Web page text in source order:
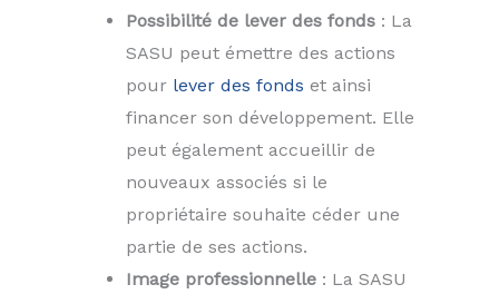
Possibilité de lever des fonds : La
SASU peut émettre des actions
pour lever des fonds et ainsi
financer son développement. Elle
peut également accueillir de
nouveaux associés si le
propriétaire souhaite céder une
partie de ses actions.
Image professionnelle : La SASU